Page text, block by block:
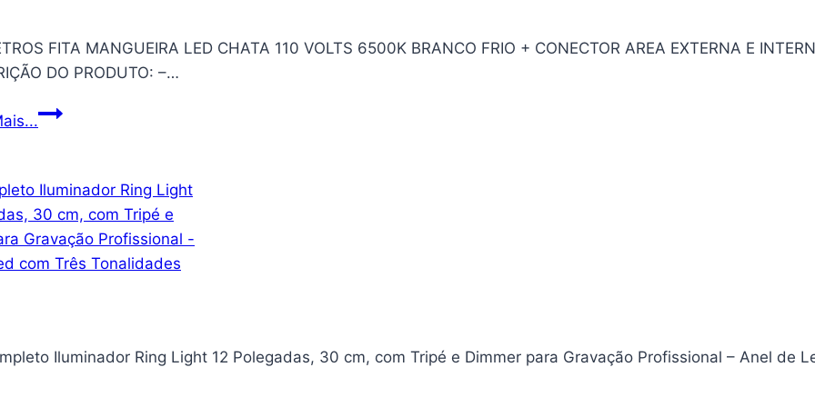
FITA MANGUEIRA LED CHATA 110 VOLTS 6500K BRANCO FRIO + CONECTOR AREA EXTERNA E
DO PRODUTO: –…
03
MANGUEIRA
LED
CHATA
110
FRIO
Iluminador Ring Light 12 Polegadas, 30 cm, com Tripé e Dimmer para Gravação Profissional – Anel de